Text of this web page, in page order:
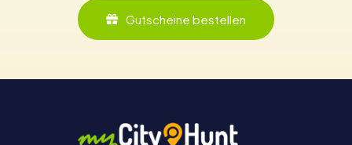
Gutscheine bestellen